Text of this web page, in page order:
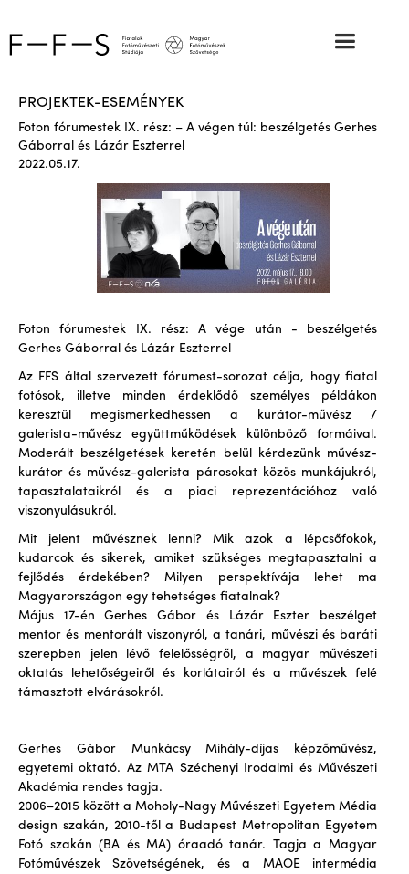
PROJEKTEK-ESEMÉNYEK
Foton fórumestek IX. rész: – A végen túl: beszélgetés Gerhes
Gáborral és Lázár Eszterrel
2022.05.17.
Foton fórumestek IX. rész: A vége után - beszélgetés
Gerhes Gáborral és Lázár Eszterrel
Az FFS által szervezett fórumest-sorozat célja, hogy fiatal
fotósok, illetve minden érdeklődő személyes példákon
keresztül megismerkedhessen a kurátor-művész /
galerista-művész együttműködések különböző formáival.
Moderált beszélgetések keretén belül kérdezünk művész-
kurátor és művész-galerista párosokat közös munkájukról,
tapasztalataikról és a piaci reprezentációhoz való
viszonyulásukról.
Mit jelent művésznek lenni? Mik azok a lépcsőfokok,
kudarcok és sikerek, amiket szükséges megtapasztalni a
fejlődés érdekében? Milyen perspektívája lehet ma
Magyarországon egy tehetséges fiatalnak?
Május 17-én Gerhes Gábor és Lázár Eszter beszélget
mentor és mentorált viszonyról, a tanári, művészi és baráti
szerepben jelen lévő felelősségről, a magyar művészeti
oktatás lehetőségeiről és korlátairól és a művészek felé
támasztott elvárásokról.
Gerhes Gábor Munkácsy Mihály-díjas képzőművész,
egyetemi oktató. Az MTA Széchenyi Irodalmi és Művészeti
Akadémia rendes tagja.
2006–2015 között a Moholy-Nagy Művészeti Egyetem Média
design szakán, 2010-től a Budapest Metropolitan Egyetem
Fotó szakán (BA és MA) óraadó tanár. Tagja a Magyar
Fotóművészek Szövetségének, és a MAOE intermédia